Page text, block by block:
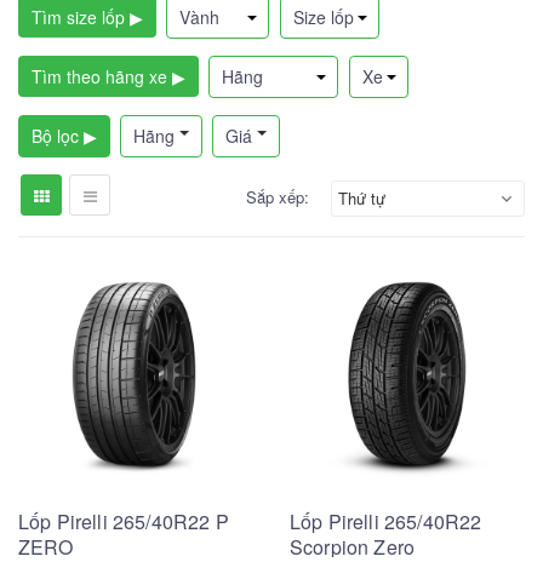
Tìm size lốp ▶
Tìm theo hãng xe ▶
Bộ lọc ▶ Hãng Giá
Sắp xếp: Thứ tự
Lốp Pirelli 265/40R22 P
ZERO
Lốp Pirelli 265/40R22
Scorpion Zero